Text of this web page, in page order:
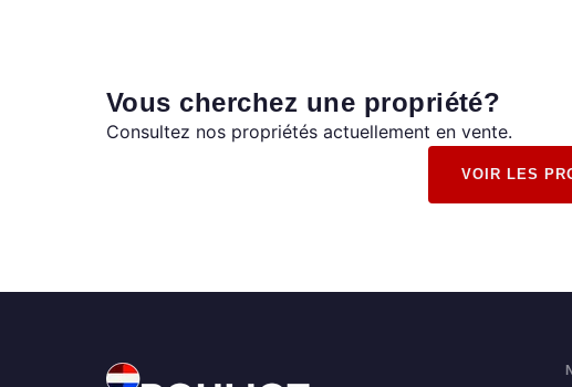
Vous cherchez une propriété?
Consultez nos propriétés actuellement en vente.
VOIR LES